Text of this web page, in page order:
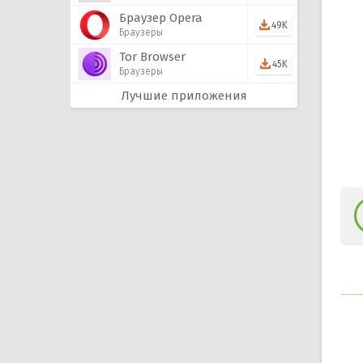
Браузер Opera
Браузеры
49K
Tor Browser
Браузеры
45K
Лучшие приложения